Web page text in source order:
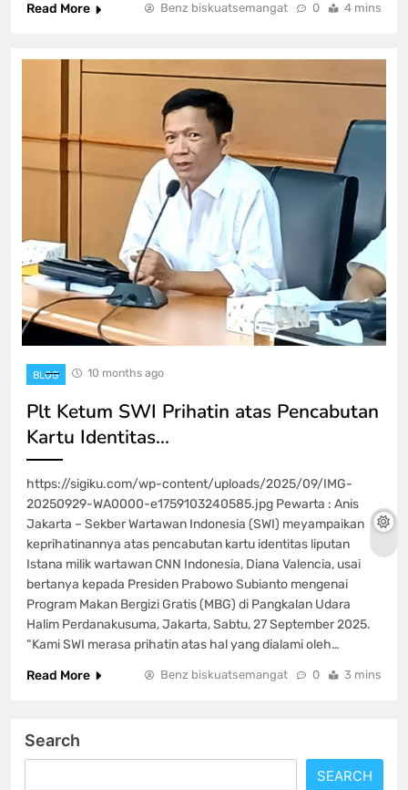
Read More
Benz biskuatsemangat 0 4 mins
BLOG 10 months ago
Plt Ketum SWI Prihatin atas Pencabutan
Kartu Identitas…
https://sigiku.com/wp-content/uploads/2025/09/IMG-
20250929-WA0000-e1759103240585.jpg Pewarta : Anis
Jakarta – Sekber Wartawan Indonesia (SWI) meyampaikan
keprihatinannya atas pencabutan kartu identitas liputan
Istana milik wartawan CNN Indonesia, Diana Valencia, usai
bertanya kepada Presiden Prabowo Subianto mengenai
Program Makan Bergizi Gratis (MBG) di Pangkalan Udara
Halim Perdanakusuma, Jakarta, Sabtu, 27 September 2025.
“Kami SWI merasa prihatin atas hal yang dialami oleh…
Read More
Benz biskuatsemangat 0 3 mins
Search
SEARCH